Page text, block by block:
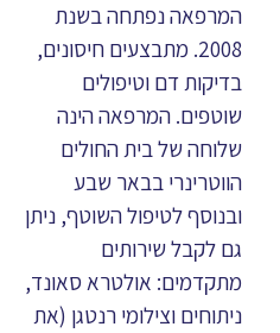
המרפאה נפתחה בשנת
2008. מתבצעים חיסונים,
בדיקות דם וטיפולים
שוטפים. המרפאה הינה
שלוחה של בית החולים
הווטרינרי בבאר שבע
ובנוסף לטיפול השוטף, ניתן
גם לקבל שירותים
מתקדמים: אולטרא סאונד,
ניתוחים וצילומי רנטגן (את